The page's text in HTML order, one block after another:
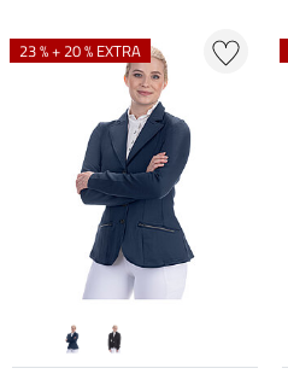
23 % + 20 % EXTRA